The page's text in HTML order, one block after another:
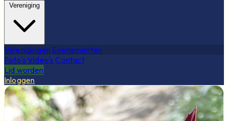
Vereniging
Verenigingen Evenementen
Foto's Video's Contact
Lid worden
Inloggen